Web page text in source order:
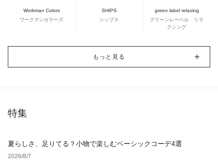
Workman Colors
ワークマンカラーズ
SHIPS
シップス
green label relaxing
グリーンレーベル リラ
クシング
もっと見る
特集
夏らしさ、足りてる？小物で楽しむベーシックコーデ4選
2026/8/7